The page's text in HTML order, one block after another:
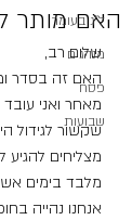
ל"ג בעומר
מנהגים
פסח
שבועות
האם מותר
שלום רב,
האם זה בסדר
מאחר ואני
שקשור לגידול
מצליחים להגיע
מלבד בימים
אנחנו נהייה